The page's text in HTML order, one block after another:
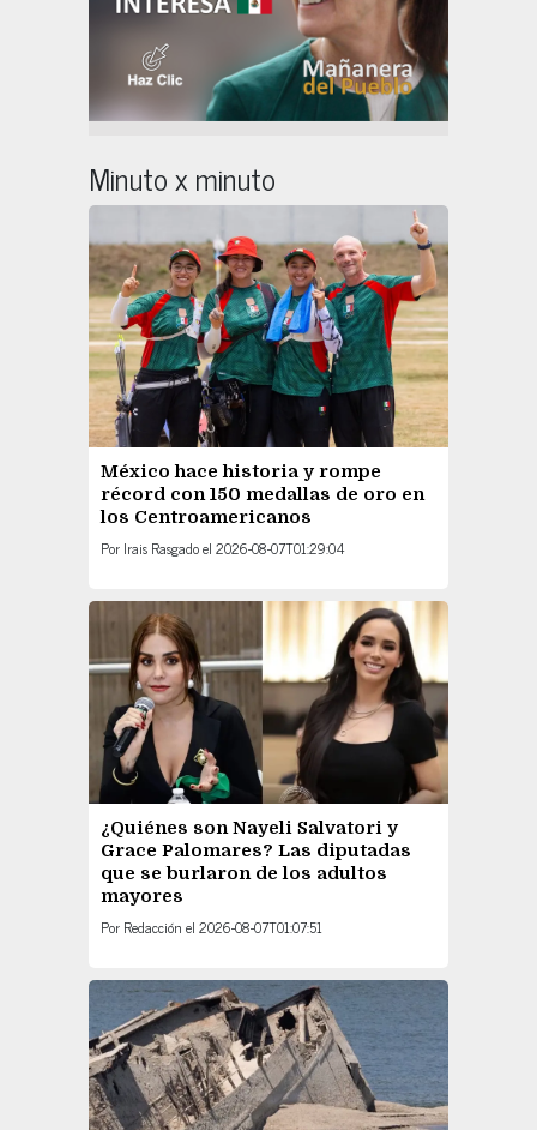
Minuto x minuto
México hace historia y rompe
récord con 150 medallas de oro en
los Centroamericanos
Por Irais Rasgadoel 2026-08-07T01:29:04
¿Quiénes son Nayeli Salvatori y
Grace Palomares? Las diputadas
que se burlaron de los adultos
mayores
Por Redacción el 2026-08-07T01:07:51